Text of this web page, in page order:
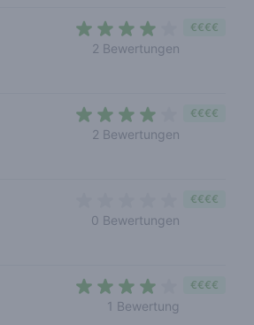
2 Bewertungen
€€€€
2 Bewertungen
€€€€
0 Bewertungen
€€€€
1 Bewertung
€€€€